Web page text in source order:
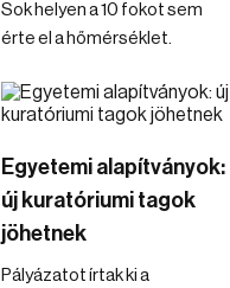
Sok helyen a 10 fokot sem
érte el a hőmérséklet.
Egyetemi alapítványok:
új kuratóriumi tagok
jöhetnek
Pályázatot írtak ki a